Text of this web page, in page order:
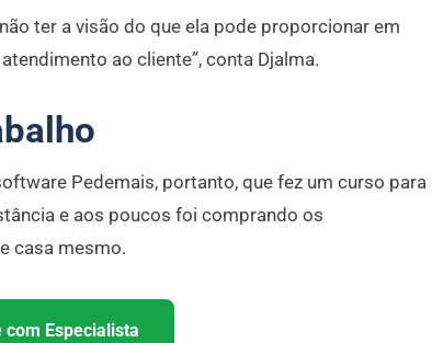
ter a visão do que ela pode proporcionar em
ao cliente”, conta Djalma.
Pedemais, portanto, que fez um curso para
e aos poucos foi comprando os
casa mesmo.
com Especialista